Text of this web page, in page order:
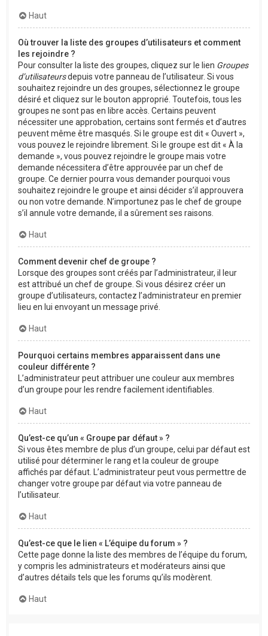
Haut
Où trouver la liste des groupes d’utilisateurs et comment
les rejoindre ?
Pour consulter la liste des groupes, cliquez sur le lien Groupes
d’utilisateursdepuis votre panneau de l’utilisateur. Si vous
souhaitez rejoindre un des groupes, sélectionnez le groupe
désiré et cliquez sur le bouton approprié. Toutefois, tous les
groupes ne sont pas en libre accès. Certains peuvent
nécessiter une approbation, certains sont fermés et d’autres
peuvent même être masqués. Si le groupe est dit « Ouvert »,
vous pouvez le rejoindre librement. Si le groupe est dit « À la
demande », vous pouvez rejoindre le groupe mais votre
demande nécessitera d’être approuvée par un chef de
groupe. Ce dernier pourra vous demander pourquoi vous
souhaitez rejoindre le groupe et ainsi décider s’il approuvera
ou non votre demande. N’importunez pas le chef de groupe
s’il annule votre demande, il a sûrement ses raisons.
Haut
Comment devenir chef de groupe ?
Lorsque des groupes sont créés par l’administrateur, il leur
est attribué un chef de groupe. Si vous désirez créer un
groupe d’utilisateurs, contactez l’administrateur en premier
lieu en lui envoyant un message privé.
Haut
Pourquoi certains membres apparaissent dans une
couleur différente ?
L’administrateur peut attribuer une couleur aux membres
d’un groupe pour les rendre facilement identifiables.
Haut
Qu’est-ce qu’un « Groupe par défaut » ?
Si vous êtes membre de plus d’un groupe, celui par défaut est
utilisé pour déterminer le rang et la couleur de groupe
affichés par défaut. L’administrateur peut vous permettre de
changer votre groupe par défaut via votre panneau de
l’utilisateur.
Haut
Qu’est-ce que le lien « L’équipe du forum » ?
Cette page donne la liste des membres de l’équipe du forum,
y compris les administrateurs et modérateurs ainsi que
d’autres détails tels que les forums qu’ils modèrent.
Haut